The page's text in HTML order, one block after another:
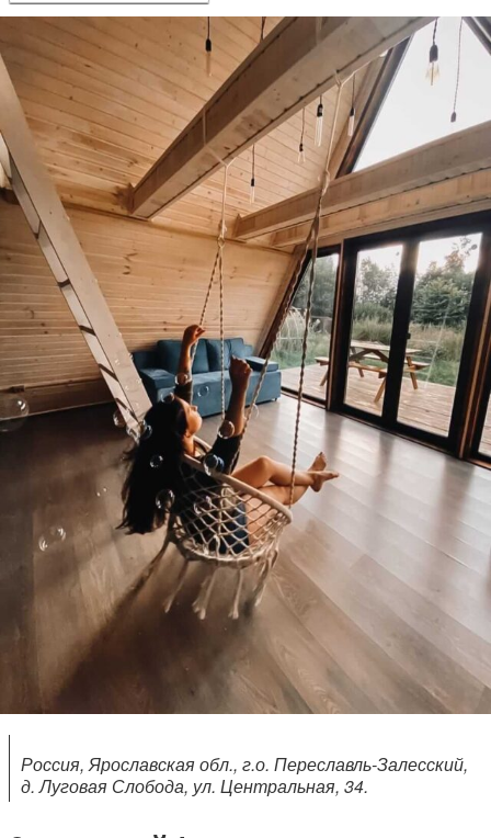
Россия, Ярославская обл., г.о. Переславль-Залесский,
д. Луговая Слобода, ул. Центральная, 34.